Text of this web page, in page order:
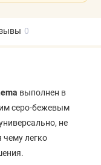
0
выполнен в
серо-бежевым
не
чему легко